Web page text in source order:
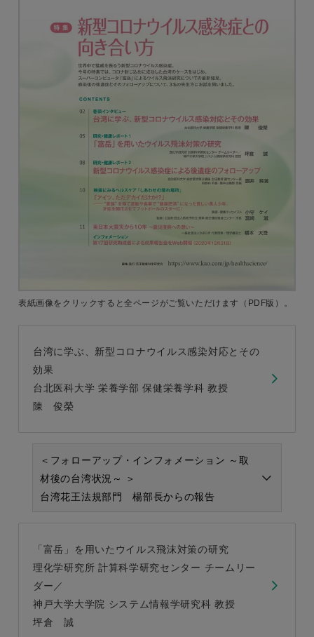
表紙画像をクリックすると全ページがご覧いただけます （PDF版）。
台湾に学ぶ、新型コロナウイルス感染対応とその
効果
台北医科大学 栄養学部 保健栄養学科 教授
陳 俊榮
＜フォローアップ・インフォメーション ～取
材後の台湾状況～ ＞
台湾花王法規部門 楊部長からの報告
「富岳」を用いたウイルス飛沫対策の研究
理化学研究所 計算科学研究センター チームリー
ダー／
神戸大学大学院 システム情報学研究科 教授
坪倉 誠